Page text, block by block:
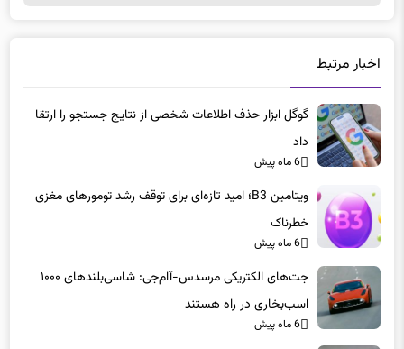
اخبار مرتبط
گوگل ابزار حذف اطلاعات شخصی از نتایج جستجو را ارتقا
داد
6 ماه پیش
ویتامین B3؛ امید تازه‌ای برای توقف رشد تومورهای مغزی
خطرناک
6 ماه پیش
جت‌های الکتریکی مرسدس-آام‌جی: شاسی‌بلندهای ۱۰۰۰
اسب‌بخاری در راه هستند
6 ماه پیش